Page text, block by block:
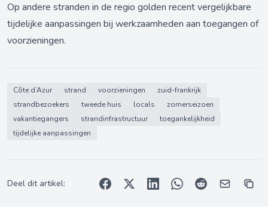
Op andere stranden in de regio golden recent vergelijkbare
tijdelijke aanpassingen bij werkzaamheden aan toegangen of
voorzieningen.
Côte d’Azur strand voorzieningen
zuid-frankrijk
strandbezoekers
tweede huis locals
zomerseizoen
vakantiegangers
strandinfrastructuur
toegankelijkheid
tijdelijke aanpassingen
Deel dit artikel: